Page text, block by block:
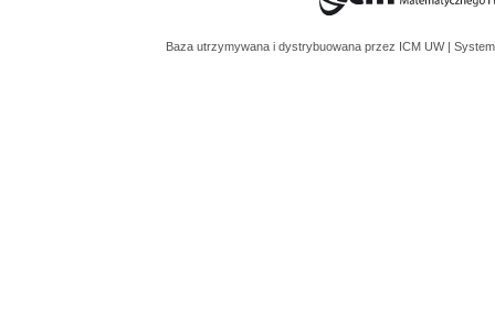
Baza utrzymywana i dystrybuowana przez ICM UW |